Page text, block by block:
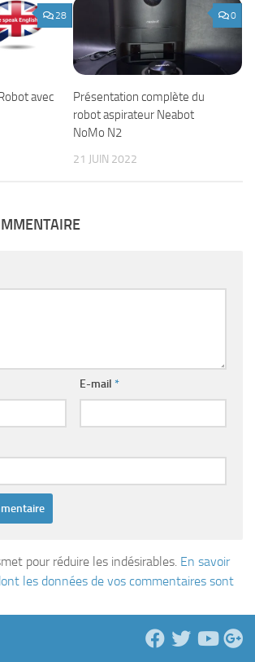
28
avec
0
Présentation complète du
robot aspirateur Neabot
NoMo N2
21 JUIN 2022
E-mail *
pour réduire les indésirables. En savoir
les données de vos commentaires sont